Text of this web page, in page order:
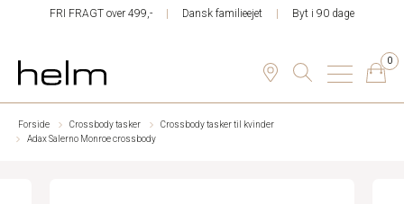
FRI FRAGT over 499,- Dansk familieejet Byt i 90 dage
0
Forside Crossbody tasker
Crossbody tasker til kvinder
Adax Salerno Monroe crossbody